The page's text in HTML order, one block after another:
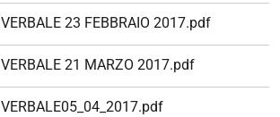
VERBALE 23 FEBBRAIO 2017.pdf
VERBALE 21 MARZO 2017.pdf
VERBALE05_04_2017.pdf